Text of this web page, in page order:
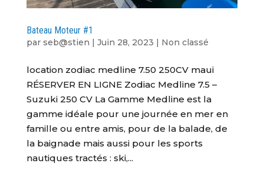
Bateau Moteur #1
par seb@stien | Juin 28, 2023 | Non classé
location zodiac medline 7.50 250CV maui
RÉSERVER EN LIGNE Zodiac Medline 7.5 –
Suzuki 250 CV La Gamme Medline est la
gamme idéale pour une journée en mer en
famille ou entre amis, pour de la balade, de
la baignade mais aussi pour les sports
nautiques tractés : ski,...